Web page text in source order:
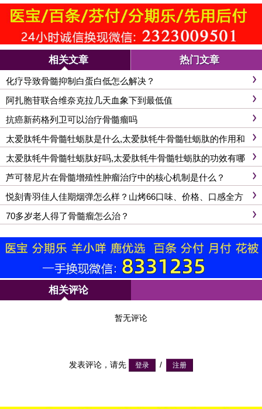
相关文章 热门文章
化疗导致骨髓抑制白蛋白低怎么解决？
阿扎胞苷联合维奈克拉几天血象下到最低值
抗癌新药格列卫可以治疗骨髓瘤吗
太爱肽牦牛骨髓牡蛎肽是什么,太爱肽牦牛骨髓牡蛎肽的作用和
功效
太爱肽牦牛骨髓牡蛎肽好吗,太爱肽牦牛骨髓牡蛎肽的功效有哪
些
芦可替尼片在骨髓增殖性肿瘤治疗中的核心机制是什么？
悦刻青羽佳人佳期烟弹怎么样？山烤66口味、价格、口感全方
位解析
70多岁老人得了骨髓瘤怎么治？
相关评论
暂无评论
发表评论，请先 /